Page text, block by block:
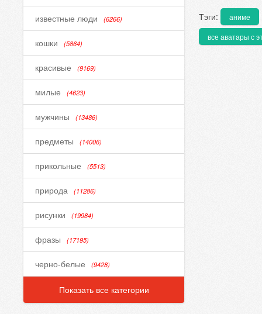
известные люди (6266)
кошки (5864)
красивые (9169)
милые (4623)
мужчины (13486)
предметы (14006)
прикольные (5513)
природа (11286)
рисунки (19984)
фразы (17195)
черно-белые (9428)
Показать все категории
Тэги:
аниме
все аватары с